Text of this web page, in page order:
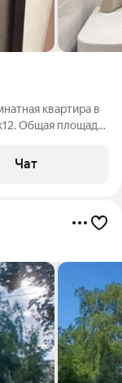
квартира в
Общая площадь
21-этажного
Чат